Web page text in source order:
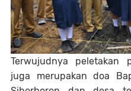
Terwujudnya peletakan
juga merupakan doa